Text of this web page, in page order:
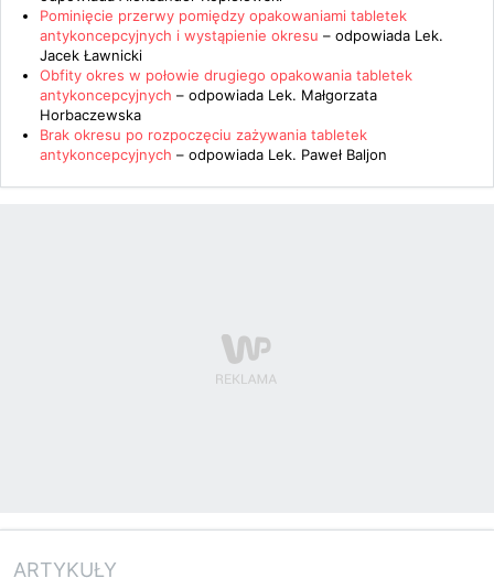
Pominięcie przerwy pomiędzy opakowaniami tabletek
antykoncepcyjnych i wystąpienie okresu – odpowiada Lek.
Jacek Ławnicki
Obfity okres w połowie drugiego opakowania tabletek
antykoncepcyjnych – odpowiada Lek. Małgorzata
Horbaczewska
Brak okresu po rozpoczęciu zażywania tabletek
antykoncepcyjnych – odpowiada Lek. Paweł Baljon
ARTYKUŁY